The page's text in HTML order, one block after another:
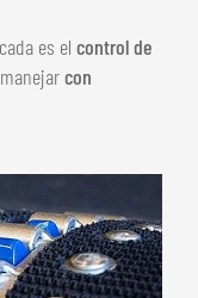
es el control de
con